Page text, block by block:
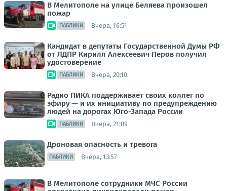
В Мелитополе на улице Беляева произошел
пожар
ПАБЛИКИ Вчера, 16:51
Кандидат в депутаты Государственной Думы РФ
от ЛДПР Кирилл Алексеевич Перов получил
удостоверение
ПАБЛИКИ Вчера, 20:10
Радио ПИКА поддерживает своих коллег по
эфиру — и их инициативу по предупреждению
людей на дорогах Юго-Запада России
ПАБЛИКИ Вчера, 21:09
Дроновая опасность и тревога
ПАБЛИКИ Вчера, 13:57
В Мелитополе сотрудники МЧС России